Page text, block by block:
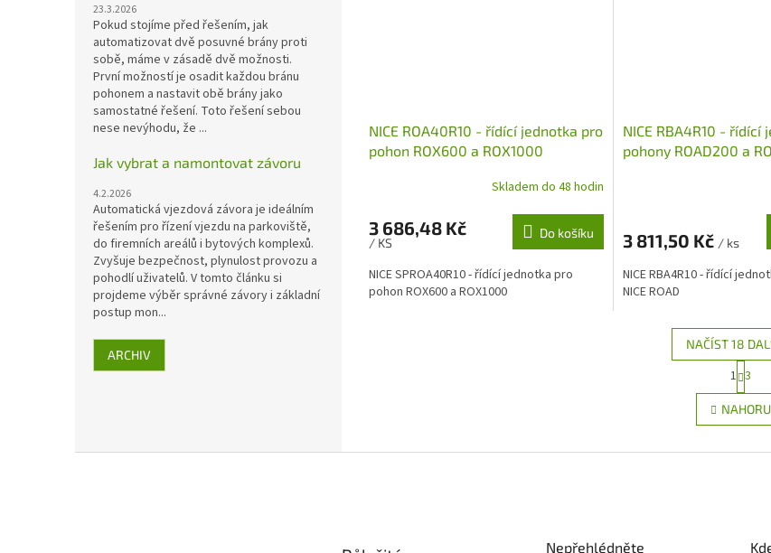
23.3.2026
Pokud stojíme před řešením, jak
automatizovat dvě posuvné brány proti
sobě, máme v zásadě dvě možnosti.
První možností je osadit každou bránu
pohonem a nastavit obě brány jako
samostatné řešení. Toto řešení sebou
nese nevýhodu, že ...
Jak vybrat a namontovat závoru
4.2.2026
Automatická vjezdová závora je ideálním
řešením pro řízení vjezdu na parkoviště,
do firemních areálů i bytových komplexů.
Zvyšuje bezpečnost, plynulost provozu a
pohodlí uživatelů. V tomto článku si
projdeme výběr správné závory i základní
postup mon...
ARCHIV
NICE ROA40R10 - řídící jednotka pro
pohon ROX600 a ROX1000
Skladem do 48 hodin
3 686,48 Kč
/ KS
Do košíku
NICE SPROA40R10 - řídící jednotka pro
pohon ROX600 a ROX1000
NICE RBA4R10 - řídící
pohony ROAD200 a
3 811,50 Kč / ks
NICE RBA4R10 - řídící
NICE ROAD
O
v
l
d
NAČÍST 18
S
t
r
á
n
1 3
NAHORU
Nepřehlédněte